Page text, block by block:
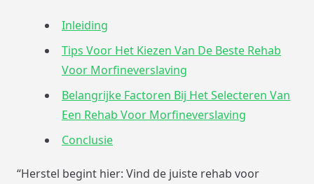
Inleiding
Tips Voor Het Kiezen Van De Beste Rehab
Voor Morfineverslaving
Belangrijke Factoren Bij Het Selecteren Van
Een Rehab Voor Morfineverslaving
Conclusie
“Herstel begint hier: Vind de juiste rehab voor